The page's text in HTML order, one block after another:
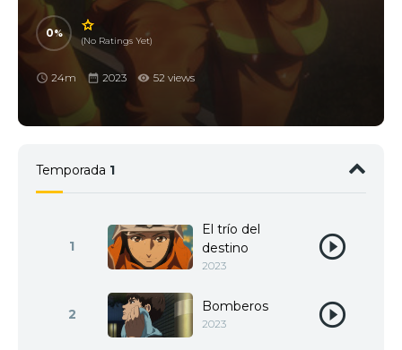
0
(No Ratings Yet)
24m 2023 52 views
Temporada 1
1
El trío del
destino
2023
2 Bomberos
2023